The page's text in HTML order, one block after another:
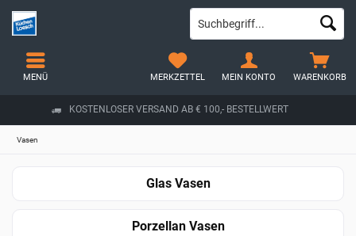
KOSTENLOSER VERSAND AB € 100,- BESTELLWERT
WARENKORB
MERKZETTEL MEIN KONTO
MENÜ
Vasen
Glas Vasen
Porzellan Vasen